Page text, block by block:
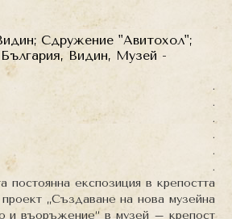
Сдружение "Авитохол";
Видин, Музей -
.
.
.
.
.
.
постоянна експозиция в крепостта
„Създаване на нова музейна
и въоръжение“ в музей – крепост